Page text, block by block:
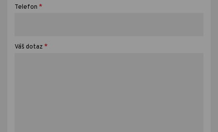
Telefon *
Váš dotaz *